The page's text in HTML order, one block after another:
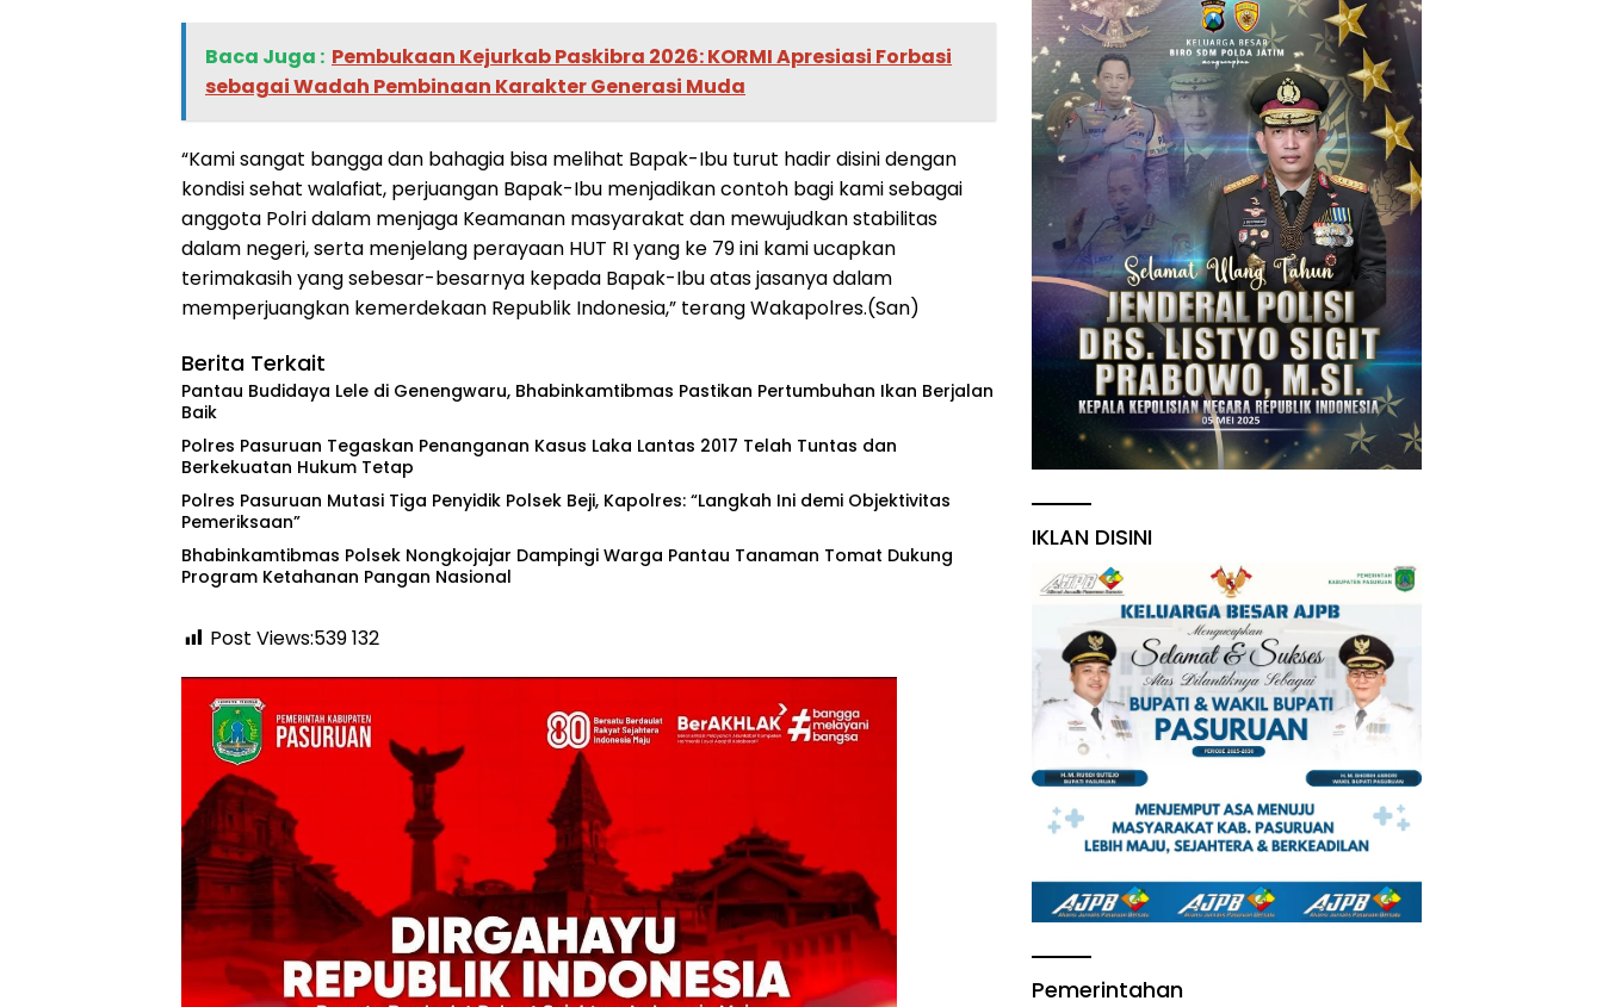
Baca Juga : ‎Pembukaan Kejurkab Paskibra 2026: KORMI Apresiasi Forbasi
sebagai Wadah Pembinaan Karakter Generasi Muda
“Kami sangat bangga dan bahagia bisa melihat Bapak-Ibu turut hadir disini dengan
kondisi sehat walafiat, perjuangan Bapak-Ibu menjadikan contoh bagi kami sebagai
anggota Polri dalam menjaga Keamanan masyarakat dan mewujudkan stabilitas
dalam negeri, serta menjelang perayaan HUT RI yang ke 79 ini kami ucapkan
terimakasih yang sebesar-besarnya kepada Bapak-Ibu atas jasanya dalam
memperjuangkan kemerdekaan Republik Indonesia,” terang Wakapolres.(San)
Berita Terkait
Pantau Budidaya Lele di Genengwaru, Bhabinkamtibmas Pastikan Pertumbuhan Ikan Berjalan
Baik
Polres Pasuruan Tegaskan Penanganan Kasus Laka Lantas 2017 Telah Tuntas dan
Berkekuatan Hukum Tetap
‎Polres Pasuruan Mutasi Tiga Penyidik Polsek Beji, Kapolres: “Langkah Ini demi Objektivitas
Pemeriksaan”
Bhabinkamtibmas Polsek Nongkojajar Dampingi Warga Pantau Tanaman Tomat Dukung
Program Ketahanan Pangan Nasional
Post Views:539132
IKLAN DISINI
Pemerintahan